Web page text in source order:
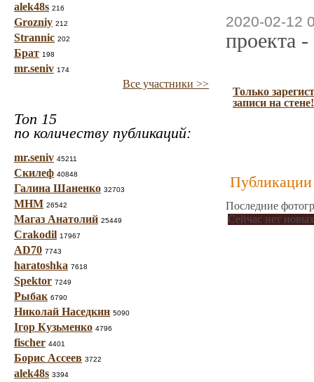
alek48s 216
Grozniy 212
Strannic 202
Брат 198
mr.seniv 174
Все участники >>
Топ 15
по количеству публикаций:
mr.seniv 45211
Скилеф 40848
Галина Шаненко 32703
МНМ 26542
Магаз Анатолий 25449
Crakodil 17967
AD70 7743
haratoshka 7618
Spektor 7249
Рыбак 6790
Николай Наседкин 5090
Ігор Кузьменко 4796
fischer 4401
Борис Ассеев 3722
alek48s 3394
2020-02-12
проекта
Только
записи на стене!
Публикации
Последние
Сейчас нет